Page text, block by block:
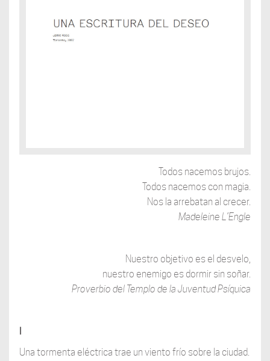
Todos nacemos brujos.
Todos nacemos con magia.
Nos la arrebatan al crecer.
Madeleine L’Engle
Nuestro objetivo es el desvelo,
nuestro enemigo es dormir sin soñar.
Proverbio del Templo de la Juventud Psíquica
Una tormenta eléctrica trae un viento frío sobre la ciudad.